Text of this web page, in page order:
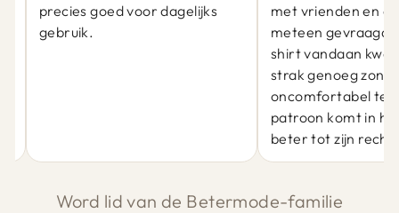
precies goed voor dagelijks
gebruik.
met vrienden en
meteen gevraagd
shirt vandaan
strak genoeg
oncomfortabel te
patroon komt in
beter tot zijn recht.
Word lid van de Betermode-familie